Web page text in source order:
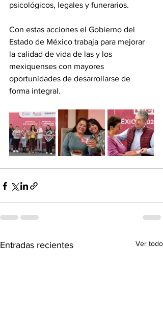
psicológicos, legales y funerarios.
Con estas acciones el Gobierno del
Estado de México trabaja para mejorar
la calidad de vida de las y los
mexiquenses con mayores
oportunidades de desarrollarse de
forma integral.
Entradas recientes Ver todo